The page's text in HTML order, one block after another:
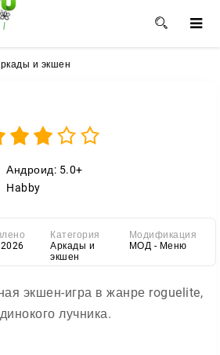
🌺
и экшен
Андроид: 5.0+
Habby
Категория
Аркады и
экшен
Модификация
МОД - Меню
экшен-игра в жанре roguelite,
лучника.